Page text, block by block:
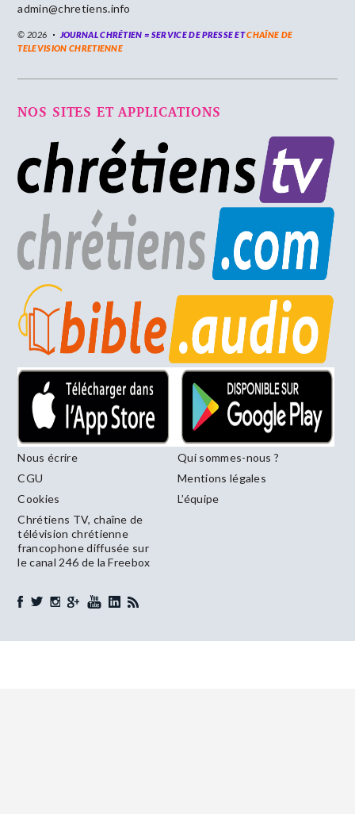
admin@chretiens.info
© 2026 JOURNAL CHRÉTIEN = SERVICE DE PRESSE ETCHAÎNE DE
TELEVISION CHRETIENNE
NOS SITES ET APPLICATIONS
Nous écrire
Qui sommes-nous ?
CGU
Mentions légales
Cookies
L’équipe
Chrétiens TV, chaîne de
télévision chrétienne
francophone diffusée sur
le canal 246 de la Freebox